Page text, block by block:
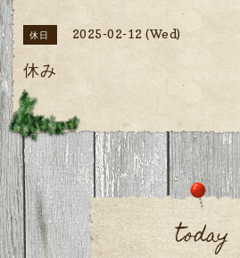
休日 2025-02-12 (Wed)
休み
today